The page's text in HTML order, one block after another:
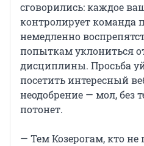
сговорились: каждое
контролирует команда
немедленно
попыткам уклониться
дисциплины. Просьба
посетить интересный
неодобрение — мол, без
потонет.
— Тем Козерогам, кто не